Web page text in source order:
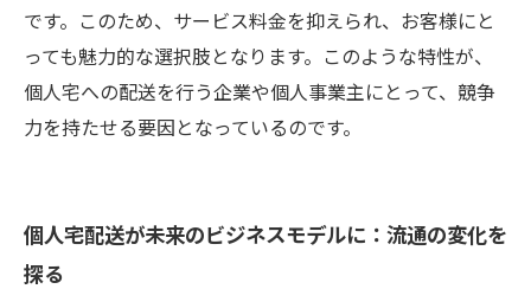
です。このため、サービス料金を抑えられ、お客様にと
っても魅力的な選択肢となります。このような特性が、
個人宅への配送を行う企業や個人事業主にとって、競争
力を持たせる要因となっているのです。
個人宅配送が未来のビジネスモデルに：流通の変化を
探る